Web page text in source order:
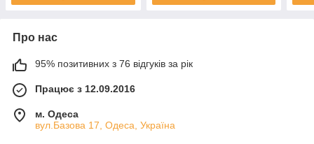
Про нас
95% позитивних з 76 відгуків за рік
Працює з 12.09.2016
м. Одеса
вул.Базова 17, Одеса, Україна